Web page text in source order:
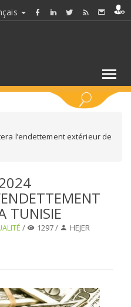
l’endettement extérieur de
TUNISIE
/ 1297 / HEJER